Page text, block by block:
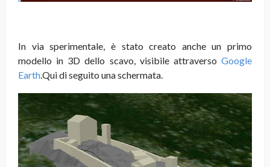
In via sperimentale, è stato creato anche un primo
modello in 3D dello scavo, visibile attraverso Google
Earth.Qui di seguito una schermata.